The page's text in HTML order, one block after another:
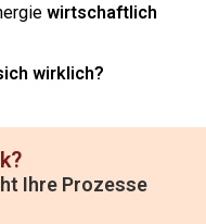
wirtschaftlich
wirklich?
Ihre Prozesse